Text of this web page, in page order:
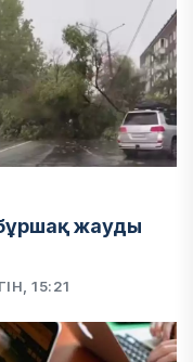
жауды
15:21